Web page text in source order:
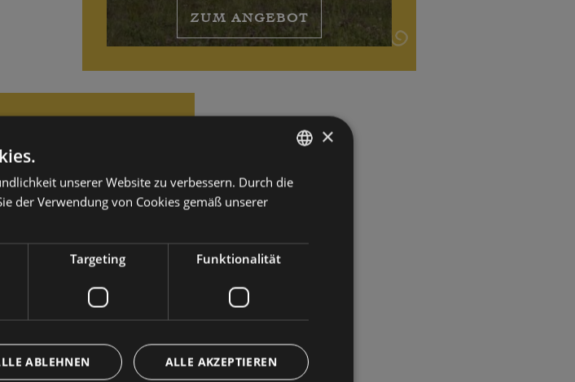
ZUM ANGEBOT
HERBST
- 11.10.2026
ANGEBOT
GERMAN
×
unserer Website zu verbessern. Durch die
der Verwendung von Cookies gemäß unserer
Targeting Funktionalität
ALLE AKZEPTIEREN
ABLEHNEN